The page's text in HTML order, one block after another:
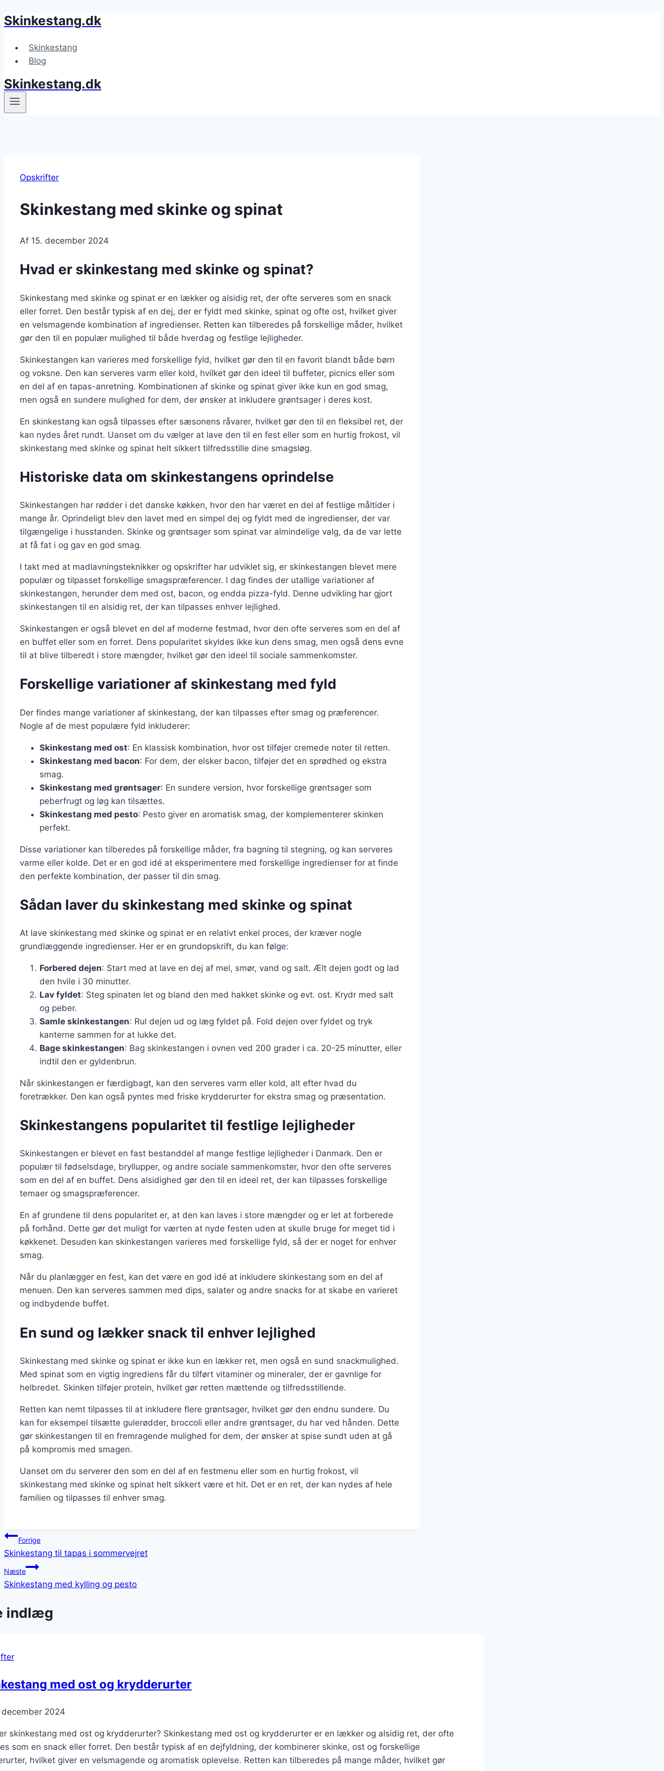
Fortsæt
indhold
Skinkestang.dk
Skinkestang
Blog
Skinkestang.dk
Opskrifter
Skinkestang med skinke og spinat
Af 15. december 2024
Hvad er skinkestang med skinke og spinat?
Skinkestang med skinke og spinat er en lækker og alsidig ret, der ofte serveres som en snack
eller forret. Den består typisk af en dej, der er fyldt med skinke, spinat og ofte ost, hvilket giver
en velsmagende kombination af ingredienser. Retten kan tilberedes på forskellige måder, hvilket
gør den til en populær mulighed til både hverdag og festlige lejligheder.
Skinkestangen kan varieres med forskellige fyld, hvilket gør den til en favorit blandt både børn
og voksne. Den kan serveres varm eller kold, hvilket gør den ideel til buffeter, picnics eller som
en del af en tapas-anretning. Kombinationen af skinke og spinat giver ikke kun en god smag,
men også en sundere mulighed for dem, der ønsker at inkludere grøntsager i deres kost.
En skinkestang kan også tilpasses efter sæsonens råvarer, hvilket gør den til en fleksibel ret, der
kan nydes året rundt. Uanset om du vælger at lave den til en fest eller som en hurtig frokost, vil
skinkestang med skinke og spinat helt sikkert tilfredsstille dine smagsløg.
Historiske data om skinkestangens oprindelse
Skinkestangen har rødder i det danske køkken, hvor den har været en del af festlige måltider i
mange år. Oprindeligt blev den lavet med en simpel dej og fyldt med de ingredienser, der var
tilgængelige i husstanden. Skinke og grøntsager som spinat var almindelige valg, da de var lette
at få fat i og gav en god smag.
I takt med at madlavningsteknikker og opskrifter har udviklet sig, er skinkestangen blevet mere
populær og tilpasset forskellige smagspræferencer. I dag findes der utallige variationer af
skinkestangen, herunder dem med ost, bacon, og endda pizza-fyld. Denne udvikling har gjort
skinkestangen til en alsidig ret, der kan tilpasses enhver lejlighed.
Skinkestangen er også blevet en del af moderne festmad, hvor den ofte serveres som en del af
en buffet eller som en forret. Dens popularitet skyldes ikke kun dens smag, men også dens evne
til at blive tilberedt i store mængder, hvilket gør den ideel til sociale sammenkomster.
Forskellige variationer af skinkestang med fyld
Der findes mange variationer af skinkestang, der kan tilpasses efter smag og præferencer.
Nogle af de mest populære fyld inkluderer:
Skinkestang med ost: En klassisk kombination, hvor ost tilføjer cremede noter til retten.
Skinkestang med bacon: For dem, der elsker bacon, tilføjer det en sprødhed og ekstra
smag.
Skinkestang med grøntsager: En sundere version, hvor forskellige grøntsager som
peberfrugt og løg kan tilsættes.
Skinkestang med pesto: Pesto giver en aromatisk smag, der komplementerer skinken
perfekt.
Disse variationer kan tilberedes på forskellige måder, fra bagning til stegning, og kan serveres
varme eller kolde. Det er en god idé at eksperimentere med forskellige ingredienser for at finde
den perfekte kombination, der passer til din smag.
Sådan laver du skinkestang med skinke og spinat
At lave skinkestang med skinke og spinat er en relativt enkel proces, der kræver nogle
grundlæggende ingredienser. Her er en grundopskrift, du kan følge:
Forbered dejen: Start med at lave en dej af mel, smør, vand og salt. Ælt dejen godt og lad
den hvile i 30 minutter.
Lav fyldet: Steg spinaten let og bland den med hakket skinke og evt. ost. Krydr med salt
og peber.
Samle skinkestangen: Rul dejen ud og læg fyldet på. Fold dejen over fyldet og tryk
kanterne sammen for at lukke det.
Bage skinkestangen: Bag skinkestangen i ovnen ved 200 grader i ca. 20-25 minutter, eller
indtil den er gyldenbrun.
Når skinkestangen er færdigbagt, kan den serveres varm eller kold, alt efter hvad du
foretrækker. Den kan også pyntes med friske krydderurter for ekstra smag og præsentation.
Skinkestangens popularitet til festlige lejligheder
Skinkestangen er blevet en fast bestanddel af mange festlige lejligheder i Danmark. Den er
populær til fødselsdage, bryllupper, og andre sociale sammenkomster, hvor den ofte serveres
som en del af en buffet. Dens alsidighed gør den til en ideel ret, der kan tilpasses forskellige
temaer og smagspræferencer.
En af grundene til dens popularitet er, at den kan laves i store mængder og er let at forberede
på forhånd. Dette gør det muligt for værten at nyde festen uden at skulle bruge for meget tid i
køkkenet. Desuden kan skinkestangen varieres med forskellige fyld, så der er noget for enhver
smag.
Når du planlægger en fest, kan det være en god idé at inkludere skinkestang som en del af
menuen. Den kan serveres sammen med dips, salater og andre snacks for at skabe en varieret
og indbydende buffet.
En sund og lækker snack til enhver lejlighed
Skinkestang med skinke og spinat er ikke kun en lækker ret, men også en sund snackmulighed.
Med spinat som en vigtig ingrediens får du tilført vitaminer og mineraler, der er gavnlige for
helbredet. Skinken tilføjer protein, hvilket gør retten mættende og tilfredsstillende.
Retten kan nemt tilpasses til at inkludere flere grøntsager, hvilket gør den endnu sundere. Du
kan for eksempel tilsætte gulerødder, broccoli eller andre grøntsager, du har ved hånden. Dette
gør skinkestangen til en fremragende mulighed for dem, der ønsker at spise sundt uden at gå
på kompromis med smagen.
Uanset om du serverer den som en del af en festmenu eller som en hurtig frokost, vil
skinkestang med skinke og spinat helt sikkert være et hit. Det er en ret, der kan nydes af hele
familien og tilpasses til enhver smag.
Indlægsnavigation
Forrige
Skinkestang til tapas i sommervejret
Næste
Skinkestang med kylling og pesto
indlæg
med ost og krydderurter
2024
skinkestang med ost og krydderurter? Skinkestang med ost og krydderurter er en lækker og alsidig ret, der ofte
som en snack eller forret. Den består typisk af en dejfyldning, der kombinerer skinke, ost og forskellige
hvilket giver en velsmagende og aromatisk oplevelse. Retten kan tilberedes på mange måder, hvilket gør